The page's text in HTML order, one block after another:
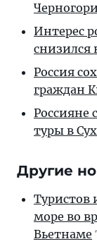
Интерес
снизился
Россия
граждан
Россияне
туры в
Другие
Туристов
море во
Вьетнаме